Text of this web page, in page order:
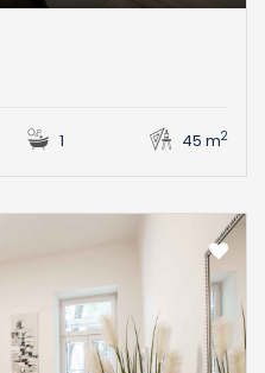
1 45 m2